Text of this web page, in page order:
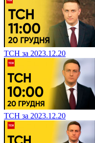
ТСН за 2023.12.20
ТСН за 2023.12.20